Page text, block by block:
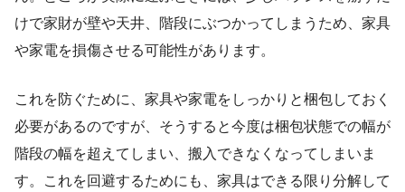
けで家財が壁や天井、階段にぶつかってしまうため、家具
や家電を損傷させる可能性があります。
これを防ぐために、家具や家電をしっかりと梱包しておく
必要があるのですが、そうすると今度は梱包状態での幅が
階段の幅を超えてしまい、搬入できなくなってしまいま
す。これを回避するためにも、家具はできる限り分解して